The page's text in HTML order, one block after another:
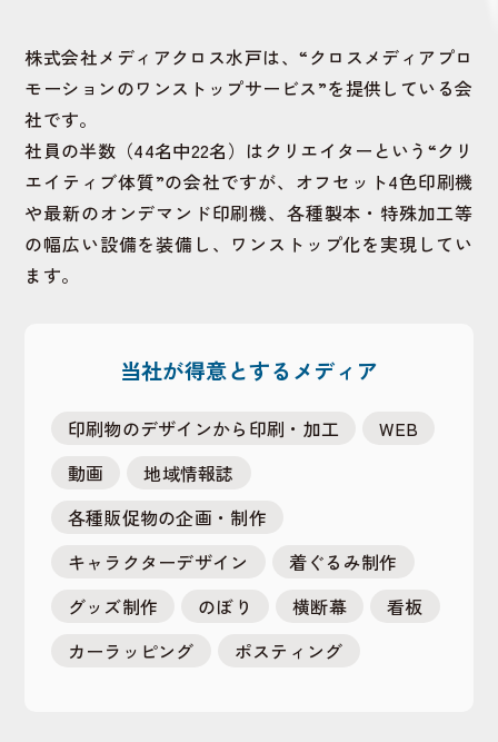
株式会社メディアクロス水戸は、“クロスメディアプロ
モーションのワンストップサービス”を提供している会
社です。
社員の半数（44名中22名）はクリエイターという“クリ
エイティブ体質”の会社ですが、オフセット4色印刷機
や最新のオンデマンド印刷機、各種製本・特殊加工等
の幅広い設備を装備し、ワンストップ化を実現してい
ます。
当社が得意とするメディア
印刷物のデザインから印刷・加工
WEB
動画
地域情報誌
各種販促物の企画・制作
キャラクターデザイン
着ぐるみ制作
グッズ制作
のぼり 横断幕
看板
カーラッピング
ポスティング